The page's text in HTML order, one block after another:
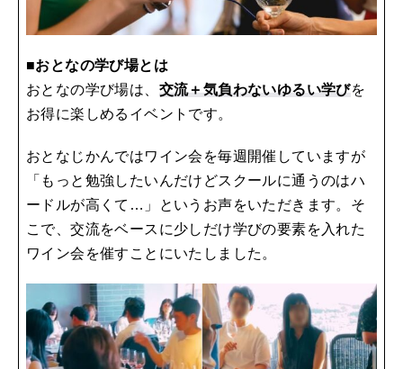
■おとなの学び場とは
おとなの学び場は、 交流＋気負わないゆるい学びを
お得に楽しめるイベントです。
おとなじかんではワイン会を毎週開催していますが
「もっと勉強したいんだけどスクールに通うのはハ
ードルが高くて…」というお声をいただきます。そ
こで、交流をベースに少しだけ学びの要素を入れた
ワイン会を催すことにいたしました。